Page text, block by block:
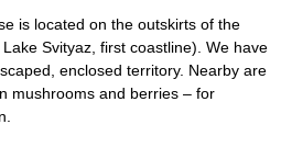
is located on the outskirts of the
Svityaz, first coastline). We have
enclosed territory. Nearby are
mushrooms and berries – for